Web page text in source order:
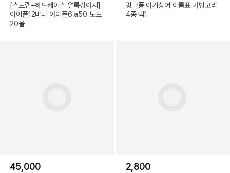
[스트랩+하드케이스 얼룩강아지]
아이폰12미니 아이폰6 a50 노트
20울
핑크퐁 아기상어 이름표 가방고리
4종 택1
45,000 2,800